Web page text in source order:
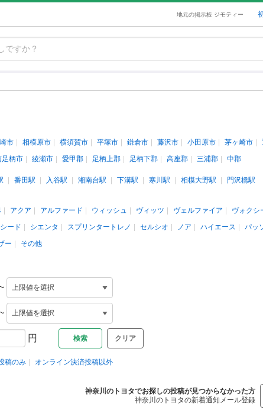
地元の掲示板 ジモティー
市 相模原市 横須賀市 平塚市 鎌倉市 藤沢市 小田原市 茅ヶ崎市
足柄市 綾瀬市 愛甲郡 足柄上郡 足柄下郡 高座郡 三浦郡 中郡
番田駅 入谷駅 湘南台駅 下溝駅 寒川駅 相模大野駅
門沢橋駅
アクア アルファード ウィッシュ ヴィッツ ヴェルファイア ヴォクシ
ード シエンタ スプリンタートレノ セルシオ ノア ハイエース パッ
ー その他
円 クリア
稿のみ オンライン決済投稿以外
神奈川のトヨタでお探しの投稿が見つからなかった方
神奈川のトヨタの新着通知メール登録